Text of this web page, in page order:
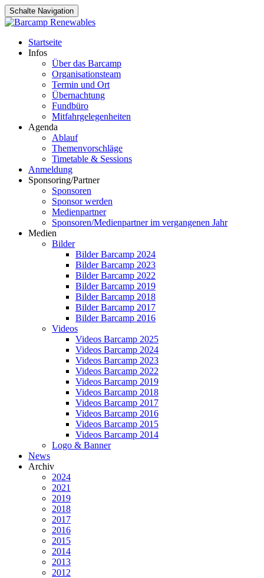
Schalte Navigation
Zum
Inhalt
Startseite
Infos
Über das Barcamp
Organisationsteam
Termin und Ort
Übernachtung
Fundbüro
Mitfahrgelegenheiten
Agenda
Ablauf
Themenvorschläge
Timetable & Sessions
Anmeldung
Sponsoring/Partner
Sponsoren
Sponsor werden
Medienpartner
Sponsoren/Medienpartner im vergangenen Jahr
Medien
Bilder
Bilder Barcamp 2024
Bilder Barcamp 2023
Bilder Barcamp 2022
Bilder Barcamp 2019
Bilder Barcamp 2018
Bilder Barcamp 2017
Bilder Barcamp 2016
Videos
Videos Barcamp 2025
Videos Barcamp 2024
Videos Barcamp 2023
Videos Barcamp 2022
Videos Barcamp 2019
Videos Barcamp 2018
Videos Barcamp 2017
Videos Barcamp 2016
Videos Barcamp 2015
Videos Barcamp 2014
Logo & Banner
News
Archiv
2024
2021
2019
2018
2017
2016
2015
2014
2013
2012